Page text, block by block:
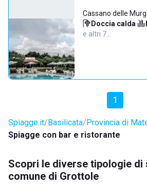
Cassano delle
Doccia calda·
e altri 7…
1
Spiagge.it Basilicata Provincia di
Spiagge con bar e ristorante
Scopri le diverse tipologie di
comune di Grottole